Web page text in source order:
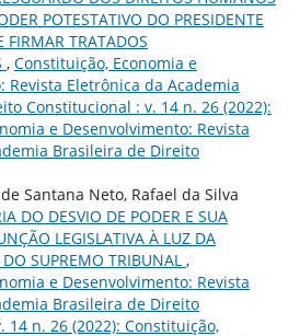
POTESTATIVO DO PRESIDENTE
FIRMAR TRATADOS
, Constituição, Economia e
Revista Eletrônica da Academia
Constitucional : v. 14 n. 26 (2022):
e Desenvolvimento: Revista
Brasileira de Direito
Santana Neto, Rafael da Silva
DO DESVIO DE PODER E SUA
LEGISLATIVA À LUZ DA
DO SUPREMO TRIBUNAL ,
e Desenvolvimento: Revista
Brasileira de Direito
14 n. 26 (2022): Constituição,